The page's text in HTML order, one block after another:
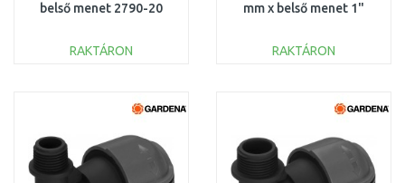
belső menet 2790-20
RAKTÁRON
Összehasonlítás
mm x belső menet 1"
RAKTÁRON
Összehasonlítás